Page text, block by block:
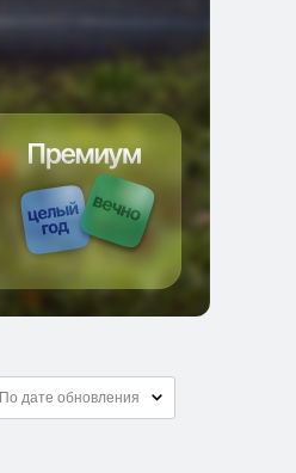
По дате обновления